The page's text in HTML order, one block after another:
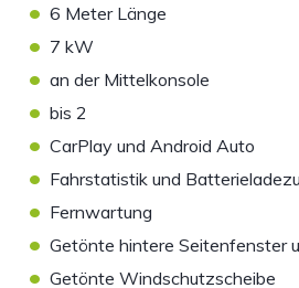
• 6 Meter Länge
• 7 kW
• an der Mittelkonsole
• bis 2
• CarPlay und Android Auto
• Fahrstatistik und
• Fernwartung
• Getönte hintere Seitenfenster
• Getönte Windschutzscheibe